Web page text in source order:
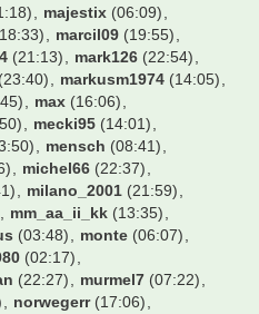
majestix (06:09)
marcil09 (19:55)
(21:13) mark126 (22:54)
(23:40) markusm1974 (14:05)
max (16:06)
mecki95 (14:01)
mensch (08:41)
michel66 (22:37)
milano_2001 (21:59)
mm_aa_ii_kk (13:35)
(03:48) monte (06:07)
(02:17)
(22:27) murmel7 (07:22)
norwegerr(17:06)